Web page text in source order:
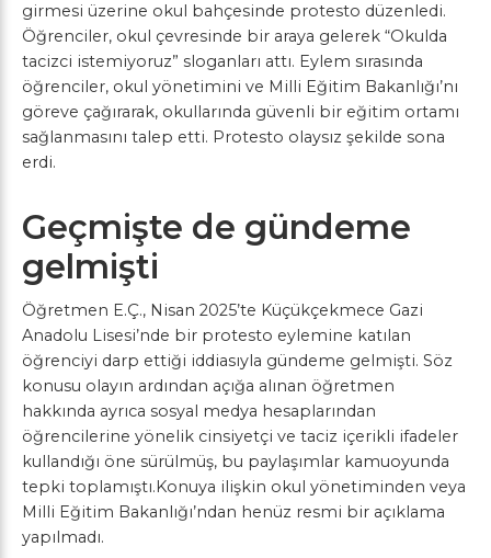
girmesi üzerine okul bahçesinde protesto düzenledi.
Öğrenciler, okul çevresinde bir araya gelerek “Okulda
tacizci istemiyoruz” sloganları attı. Eylem sırasında
öğrenciler, okul yönetimini ve Milli Eğitim Bakanlığı’nı
göreve çağırarak, okullarında güvenli bir eğitim ortamı
sağlanmasını talep etti. Protesto olaysız şekilde sona
erdi.
Geçmişte de gündeme
gelmişti
Öğretmen E.Ç., Nisan 2025’te Küçükçekmece Gazi
Anadolu Lisesi’nde bir protesto eylemine katılan
öğrenciyi darp ettiği iddiasıyla gündeme gelmişti. Söz
konusu olayın ardından açığa alınan öğretmen
hakkında ayrıca sosyal medya hesaplarından
öğrencilerine yönelik cinsiyetçi ve taciz içerikli ifadeler
kullandığı öne sürülmüş, bu paylaşımlar kamuoyunda
tepki toplamıştı.Konuya ilişkin okul yönetiminden veya
Milli Eğitim Bakanlığı’ndan henüz resmi bir açıklama
yapılmadı.